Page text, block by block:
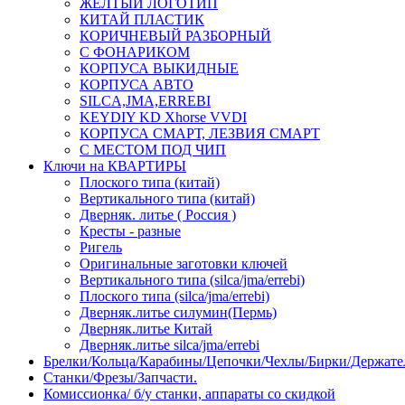
ЖЕЛТЫЙ ЛОГОТИП
КИТАЙ ПЛАСТИК
КОРИЧНЕВЫЙ РАЗБОРНЫЙ
С ФОНАРИКОМ
КОРПУСА ВЫКИДНЫЕ
КОРПУСА АВТО
SILCA,JMA,ERREBI
KEYDIY KD Xhorse VVDI
КОРПУСА СМАРТ, ЛЕЗВИЯ СМАРТ
С МЕСТОМ ПОД ЧИП
Ключи на КВАРТИРЫ
Плоского типа (китай)
Вертикального типа (китай)
Дверняк. литье ( Россия )
Кресты - разные
Ригель
Оригинальные заготовки ключей
Вертикального типа (silca/jma/errebi)
Плоского типа (silca/jma/errebi)
Дверняк.литье силумин(Пермь)
Дверняк.литье Китай
Дверняк.литье silca/jma/errebi
Брелки/Кольца/Карабины/Цепочки/Чехлы/Бирки/
Станки/Фрезы/Запчасти.
Комиссионка/ б/у станки, аппараты со скидкой